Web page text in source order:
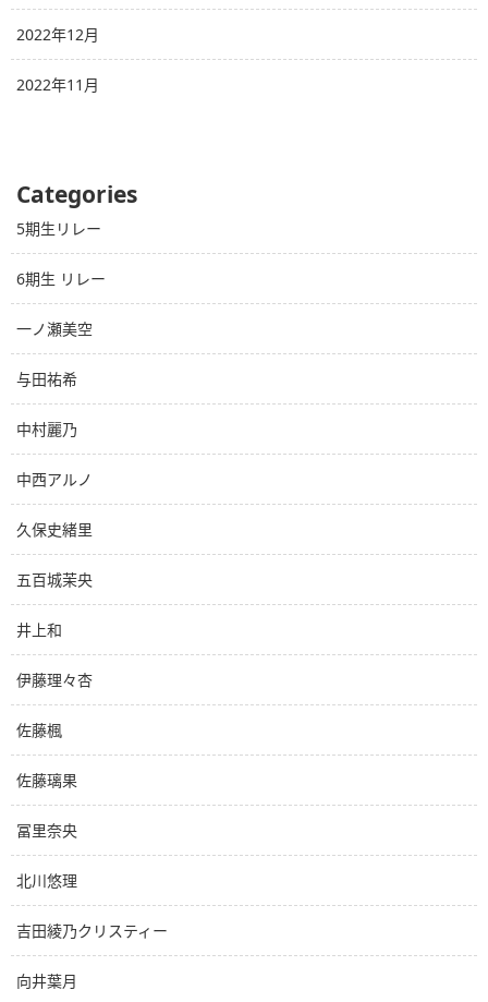
2022年12月
2022年11月
Categories
5期生リレー
6期生 リレー
一ノ瀬美空
与田祐希
中村麗乃
中西アルノ
久保史緒里
五百城茉央
井上和
伊藤理々杏
佐藤楓
佐藤璃果
冨里奈央
北川悠理
吉田綾乃クリスティー
向井葉月